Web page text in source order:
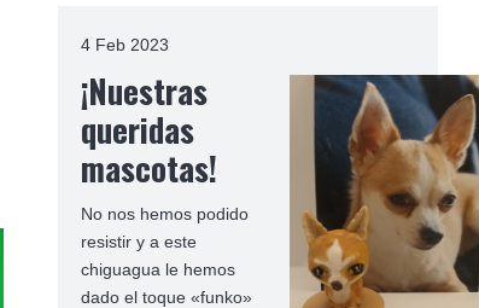
4 Feb 2023
¡Nuestras
queridas
mascotas!
No nos hemos podido
resistir y a este
chiguagua le hemos
dado el toque «funko»